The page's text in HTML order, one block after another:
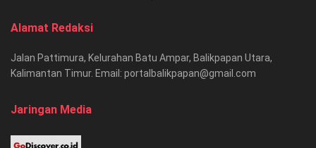
Alamat Redaksi
Jalan Pattimura, Kelurahan Batu Ampar, Balikpapan Utara,
Kalimantan Timur. Email: portalbalikpapan@gmail.com
Jaringan Media